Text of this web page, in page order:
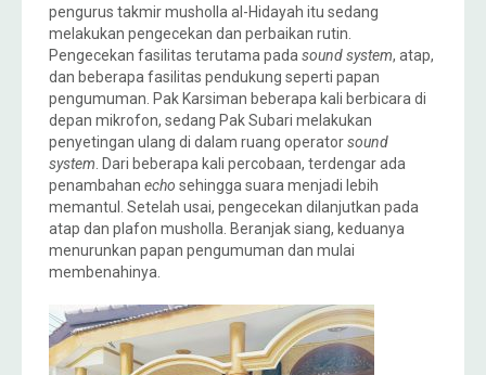
pengurus takmir musholla al-Hidayah itu sedang
melakukan pengecekan dan perbaikan rutin.
Pengecekan fasilitas terutama pada sound system, atap,
dan beberapa fasilitas pendukung seperti papan
pengumuman. Pak Karsiman beberapa kali berbicara di
depan mikrofon, sedang Pak Subari melakukan
penyetingan ulang di dalam ruang operatorsound
system . Dari beberapa kali percobaan, terdengar ada
penambahan echo sehingga suara menjadi lebih
memantul. Setelah usai, pengecekan dilanjutkan pada
atap dan plafon musholla. Beranjak siang, keduanya
menurunkan papan pengumuman dan mulai
membenahinya.